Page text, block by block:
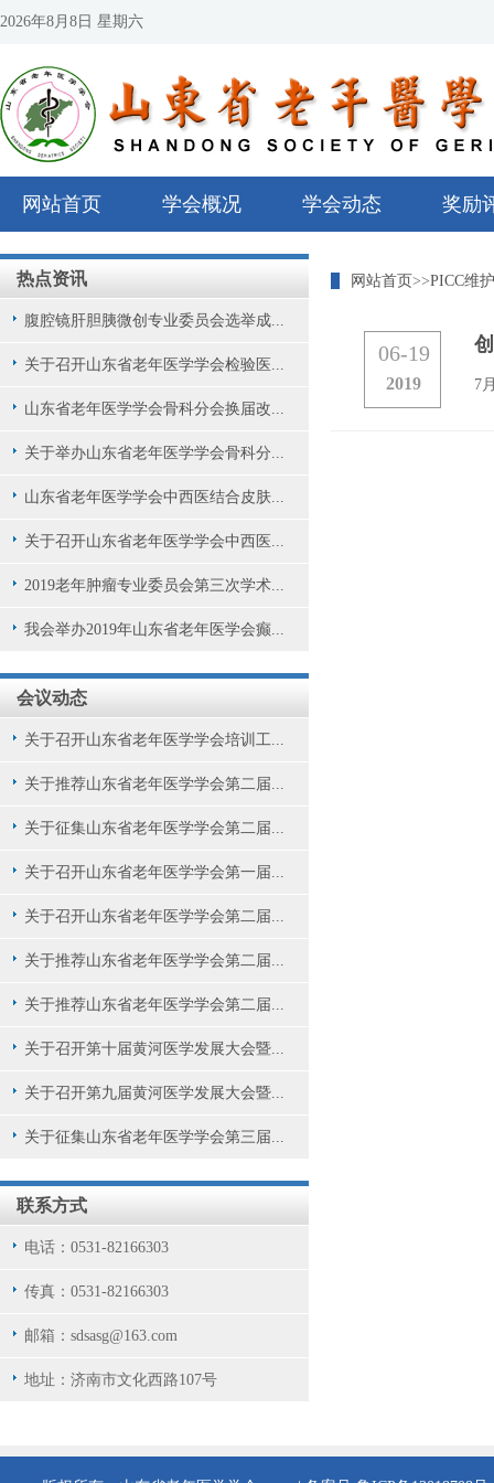
2026年8月8日 星期六
网站首页 学会概况 学会动态 奖励
热点资讯
腹腔镜肝胆胰微创专业委员会选举成...
关于召开山东省老年医学学会检验医...
山东省老年医学学会骨科分会换届改...
关于举办山东省老年医学学会骨科分...
山东省老年医学学会中西医结合皮肤...
关于召开山东省老年医学学会中西医...
2019老年肿瘤专业委员会第三次学术...
我会举办2019年山东省老年医学会癫...
会议动态
关于召开山东省老年医学学会培训工...
关于推荐山东省老年医学学会第二届...
关于征集山东省老年医学学会第二届...
关于召开山东省老年医学学会第一届...
关于召开山东省老年医学学会第二届...
关于推荐山东省老年医学学会第二届...
关于推荐山东省老年医学学会第二届...
关于召开第十届黄河医学发展大会暨...
关于召开第九届黄河医学发展大会暨...
关于征集山东省老年医学学会第三届...
联系方式
电话：0531-82166303
传真：0531-82166303
邮箱：sdsasg@163.com
地址：济南市文化西路107号
网站首页>>PICC维护
06-19
2019 7